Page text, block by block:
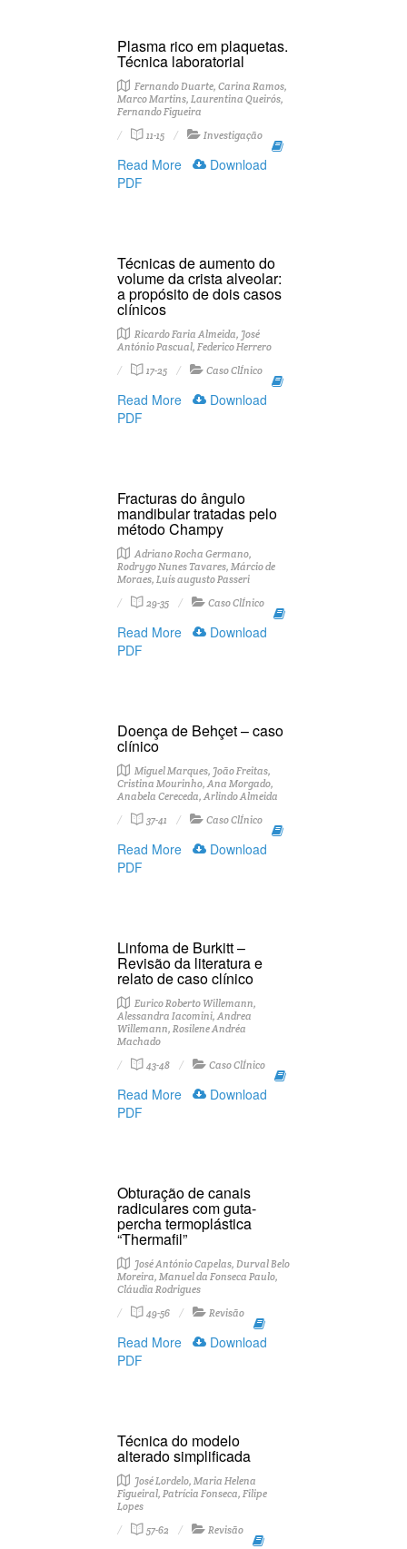
Plasma rico em plaquetas.
Técnica laboratorial
Fernando Duarte, Carina Ramos,
Marco Martins, Laurentina Queirós,
Fernando Figueira
11-15
Investigação
Read More
Download
PDF
Técnicas de aumento do
volume da crista alveolar:
a propósito de dois casos
clínicos
Ricardo Faria Almeida, José
António Pascual, Federico Herrero
17-25
Caso ClÍnico
Read More
Download
PDF
Fracturas do ângulo
mandibular tratadas pelo
método Champy
Adriano Rocha Germano,
Rodrygo Nunes Tavares, Márcio de
Moraes, Luís augusto Passeri
29-35
Caso ClÍnico
Read More
Download
PDF
Doença de Behçet – caso
clínico
Miguel Marques, João Freitas,
Cristina Mourinho, Ana Morgado,
Anabela Cereceda, Arlindo Almeida
37-41
Caso ClÍnico
Read More
Download
PDF
Linfoma de Burkitt –
Revisão da literatura e
relato de caso clínico
Eurico Roberto Willemann,
Alessandra Iacomini, Andrea
Willemann, Rosilene Andréa
Machado
43-48
Caso ClÍnico
Read More
Download
PDF
Obturação de canais
radiculares com guta-
percha termoplástica
“Thermafil”
José António Capelas, Durval Belo
Moreira, Manuel da Fonseca Paulo,
Cláudia Rodrigues
49-56
Revisão
Read More
Download
PDF
Técnica do modelo
alterado simplificada
José Lordelo, Maria Helena
Figueiral, Patrícia Fonseca, Filipe
Lopes
57-62
Revisão